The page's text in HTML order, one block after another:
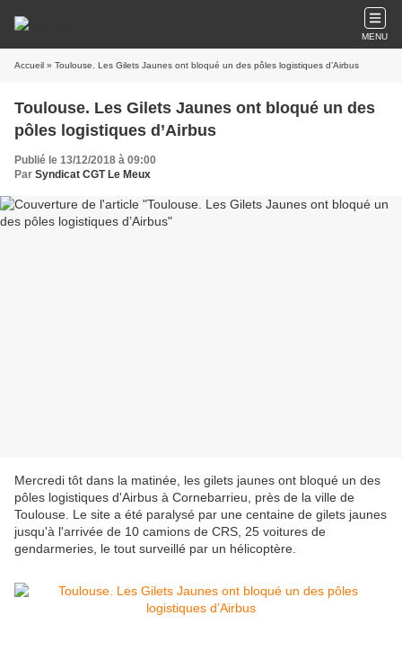
MENU
Accueil » Toulouse. Les Gilets Jaunes ont bloqué un des pôles logistiques d’Airbus
Toulouse. Les Gilets Jaunes ont bloqué un des
pôles logistiques d’Airbus
Publié le 13/12/2018 à 09:00
Par Syndicat CGT Le Meux
Mercredi tôt dans la matinée, les gilets jaunes ont bloqué un des
pôles logistiques d'Airbus à Cornebarrieu, près de la ville de
Toulouse. Le site a été paralysé par une centaine de gilets jaunes
jusqu'à l'arrivée de 10 camions de CRS, 25 voitures de
gendarmeries, le tout surveillé par un hélicoptère.